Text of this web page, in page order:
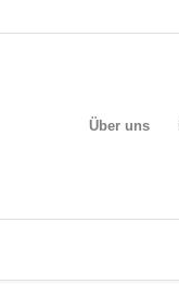
Über uns